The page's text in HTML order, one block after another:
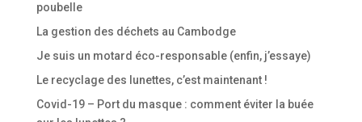
poubelle
La gestion des déchets au Cambodge
Je suis un motard éco-responsable (enfin, j’essaye)
Le recyclage des lunettes, c’est maintenant !
Covid-19 – Port du masque : comment éviter la buée